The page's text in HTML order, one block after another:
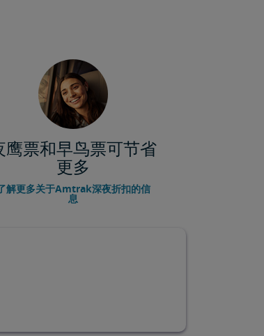
鹰票和早鸟票可节省
更多
解更多关于Amtrak深夜折扣的信
息